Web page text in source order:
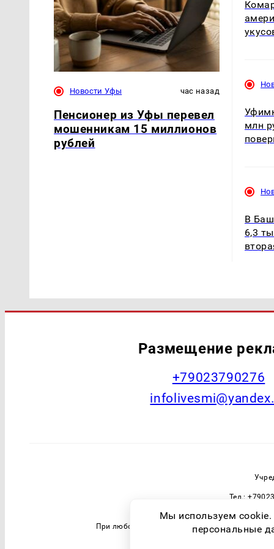
Новости Уфы час назад
Пенсионер из Уфы перевел
мошенникам 15 миллионов
рублей
млн
В
6,3
Размещение
+79023790276
Тел.:
При любом использовании материалов
Мы используем
персональные